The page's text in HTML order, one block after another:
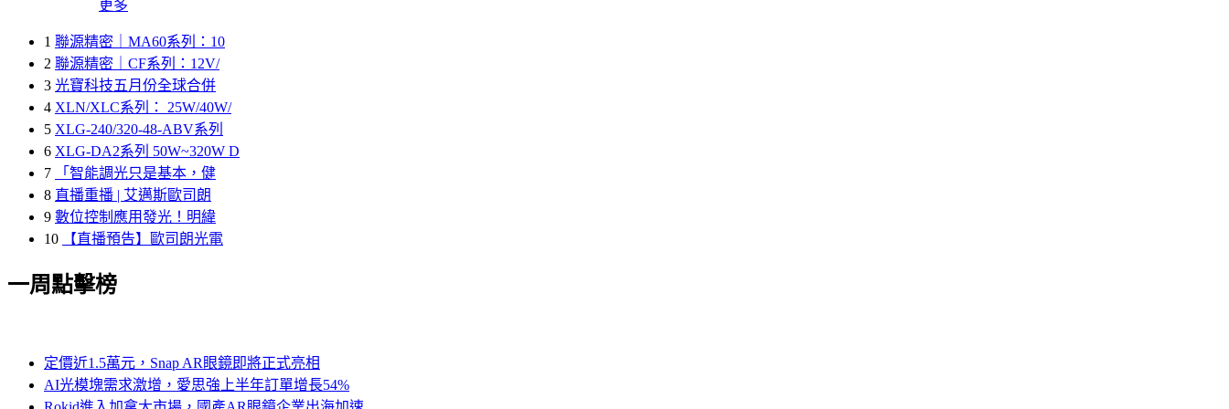
更多
1 聯源精密｜MA60系列：10
2 聯源精密｜CF系列：12V/
3 光寶科技五月份全球合併
4 XLN/XLC系列： 25W/40W/
5 XLG-240/320-48-ABV系列
6 XLG-DA2系列 50W~320W D
7
「智能調光只是基本，健
8 直播重播 | 艾邁斯歐司朗
9 數位控制應用發光！明緯
10
【直播預告】歐司朗光電
一周點擊榜
定價近1.5萬元，Snap AR眼鏡即將正式亮相
AI光模塊需求激增，愛思強上半年訂單增長54%